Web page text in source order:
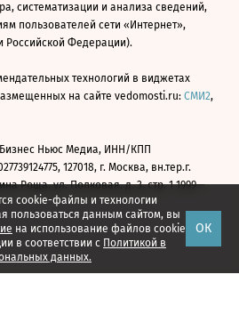
cookie-файлы и технологии
пользоваться данным сайтом, вы
на использование файлов cookie
в соответствии с Политикой в
данных.
ОК
систематизации и анализа сведений,
пользователей сети «Интернет»,
Российской Федерации).
технологий в виджетах
на сайте vedomosti.ru: СМИ2,
Ньюс Медиа, ИНН/КПП
127018, г. Москва, вн.тер.г.
Роща, ул. Полковая, д. 3, стр. 1 1999—